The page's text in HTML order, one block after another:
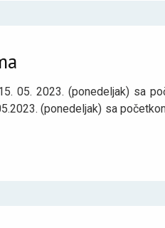
05. 2023. (ponedeljak) sa
(ponedeljak) sa